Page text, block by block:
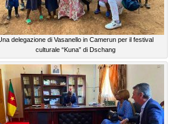
delegazione di Vasanello in Camerun per il festival
culturale “Kuna” di Dschang